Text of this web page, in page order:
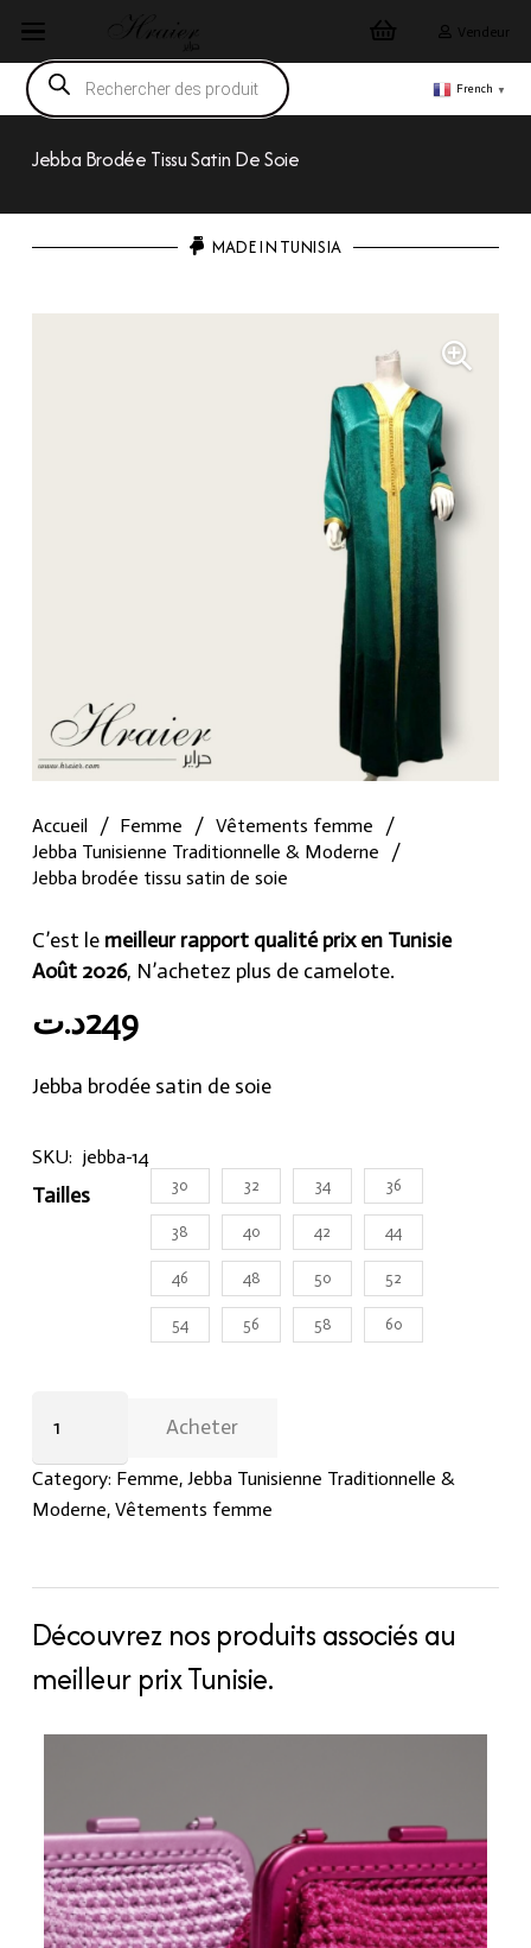
Vendeur
Recherche
de
produits
French ▼
Jebba Brodée Tissu Satin De Soie
MADE IN TUNISIA
Accueil / Femme / Vêtements femme
/
Jebba Tunisienne Traditionnelle & Moderne
/
Jebba brodée tissu satin de soie
C’est le meilleur rapport qualité prix en Tunisie
Août 2026, N’achetez plus de camelote.
249د.ت
Jebba brodée satin de soie
SKU: jebba-14
Tailles 30 32 34 36
38 40 42 44
46 48 50 52
54 56 58 60
brodée
tissu
satin
quantity
Acheter
Category: Femme, Jebba Tunisienne Traditionnelle &
Moderne, Vêtements femme
Découvrez nos produits associés au
meilleur prix Tunisie.